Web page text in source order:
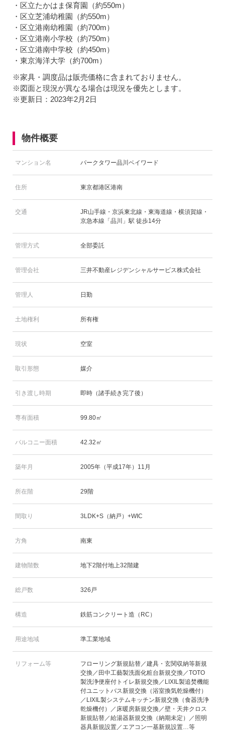
・区立たかはま保育園（約550m）
・区立芝浦幼稚園（約550m）
・区立港南幼稚園（約700m）
・区立港南小学校（約750m）
・区立港南中学校（約450m）
・東京海洋大学（約700m）
※家具・調度品は販売価格に含まれておりません。
※図面と現況が異なる場合は現況を優先とします。
※更新日：2023年2月2日
物件概要
マンション名 パークタワー品川ベイワード
住所 東京都港区港南
交通
JR山手線・京浜東北線・東海道線・横須賀線・
京急本線「品川」駅 徒歩14分
管理方式 全部委託
管理会社 三井不動産レジデンシャルサービス株式会社
管理人 日勤
土地権利 所有権
現状 空室
取引形態 媒介
引き渡し時期 即時（諸手続き完了後）
専有面積 99.80㎡
バルコニー面積 42.32㎡
築年月 2005年（平成17年）11月
所在階 29階
間取り 3LDK+S（納戸）+WIC
方角 南東
建物階数 地下2階付地上32階建
総戸数 326戸
構造 鉄筋コンクリート造（RC）
用途地域 準工業地域
リフォーム等
フローリング新規貼替／建具・玄関収納等新規
交換／田中工藝製洗面化粧台新規交換／TOTO
製洗浄便座付トイレ新規交換／LIXIL製追焚機能
付ユニットバス新規交換（浴室換気乾燥機付）
／LIXIL製システムキッチン新規交換（食器洗浄
乾燥機付）／床暖房新規交換／壁・天井クロス
新規貼替／給湯器新規交換（納期未定）／照明
器具新規設置／エアコン一基新規設置…等